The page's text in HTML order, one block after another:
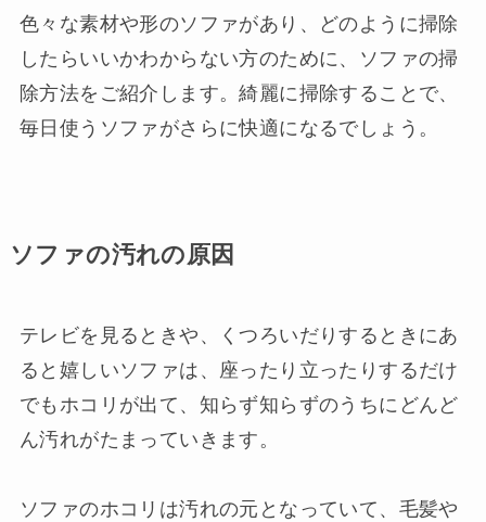
色々な素材や形のソファがあり、どのように掃除
したらいいかわからない方のために、ソファの掃
除方法をご紹介します。綺麗に掃除することで、
毎日使うソファがさらに快適になるでしょう。
ソファの汚れの原因
テレビを見るときや、くつろいだりするときにあ
ると嬉しいソファは、座ったり立ったりするだけ
でもホコリが出て、知らず知らずのうちにどんど
ん汚れがたまっていきます。
ソファのホコリは汚れの元となっていて、毛髪や